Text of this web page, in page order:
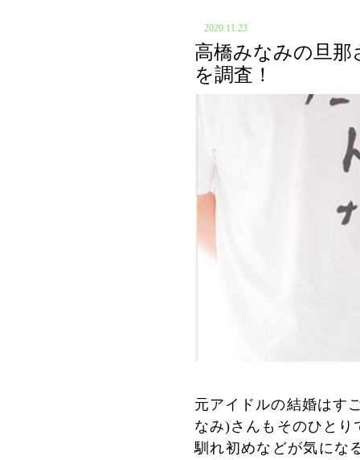
2020.11.23
高橋みなみの旦那
を調査！
元アイドルの結婚はす
なみ)さんもそのひと
馴れ初めなどが気にな